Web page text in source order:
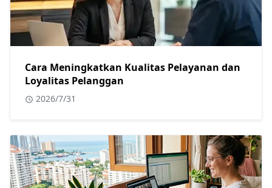
Cara Meningkatkan Kualitas Pelayanan dan
Loyalitas Pelanggan
2026/7/31